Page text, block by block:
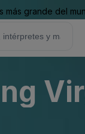
grande del